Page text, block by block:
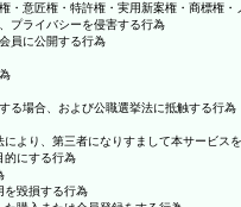
・意匠権・特許権・実用新案権・商標権
プライバシーを侵害する行為
員に公開する行為
る場合、および公職選挙法に抵触する行為
より、第三者になりすまして本サービス
的にする行為
を毀損する行為